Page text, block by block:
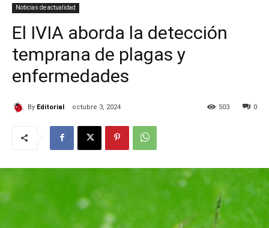
Noticias de actualidad
El IVIA aborda la detección
temprana de plagas y
enfermedades
By Editorial octubre 3, 2024 0
503